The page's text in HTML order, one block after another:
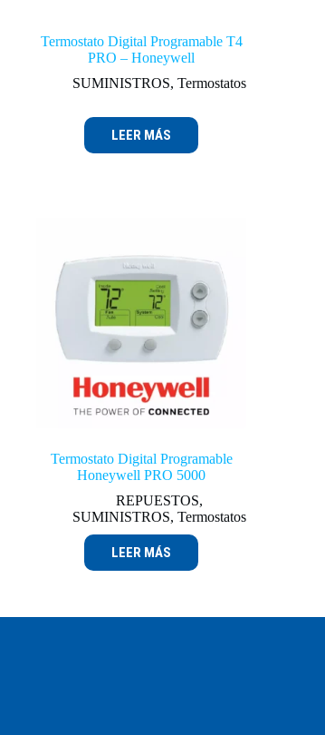
Termostato Digital Programable T4
PRO – Honeywell
SUMINISTROS,Termostatos
LEER MÁS
Termostato Digital Programable
Honeywell PRO 5000
REPUESTOS,
SUMINISTROS,Termostatos
LEER MÁS